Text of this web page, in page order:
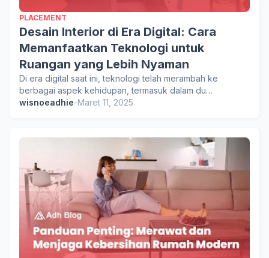
PLACEMENT
Desain Interior di Era Digital: Cara
Memanfaatkan Teknologi untuk
Ruangan yang Lebih Nyaman
Di era digital saat ini, teknologi telah merambah ke
berbagai aspek kehidupan, termasuk dalam du…
wisnoeadhie-Maret 11, 2025